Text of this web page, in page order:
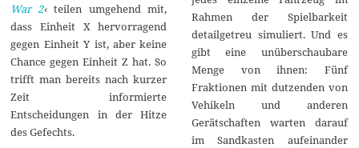
War 2‹teilen umgehend mit,
dass Einheit X hervorragend
gegen Einheit Y ist, aber keine
Chance gegen Einheit Z hat. So
trifft man bereits nach kurzer
Zeit informierte
Entscheidungen in der Hitze
des Gefechts.
Rahmen der Spielbarkeit
detailgetreu simuliert. Und es
gibt eine unüberschaubare
Menge von ihnen: Fünf
Fraktionen mit dutzenden von
Vehikeln und anderen
Gerätschaften warten darauf
im Sandkasten aufeinander